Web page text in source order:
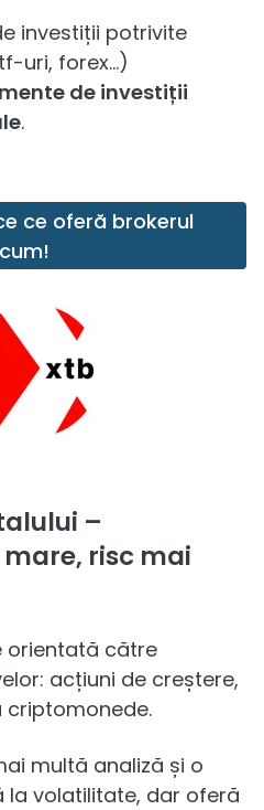
investiții potrivite
uri, forex...)
de investiții
.
ce oferă brokerul
–
risc mai
orientată către
acțiuni de creștere,
criptomonede.
multă analiză și o
volatilitate, dar oferă